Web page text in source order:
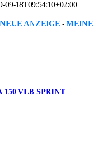
09-18T09:54:10+02:00
NEUE ANZEIGE - MEINE
150 VLB SPRINT